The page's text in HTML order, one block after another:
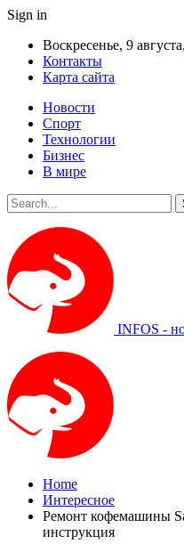
Sign in
Воскресенье, 9
Контакты
Карта сайта
Новости
Спорт
Технологии
Бизнес
В мире
INFOS -
Home
Интересное
Ремонт кофемашины
инструкция